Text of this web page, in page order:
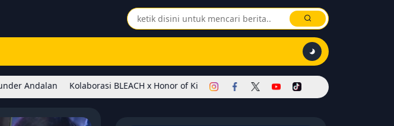
Kolaborasi BLEACH x Honor of Kings Dimulai! Hadirkan Skin Soul Reaper, Mode Khusus, dan